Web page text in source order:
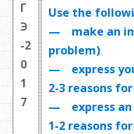
Г
Э
-2
0
1
7
Use the
— make an
problem)
— express
2-3 reasons
— express an
1-2 reasons